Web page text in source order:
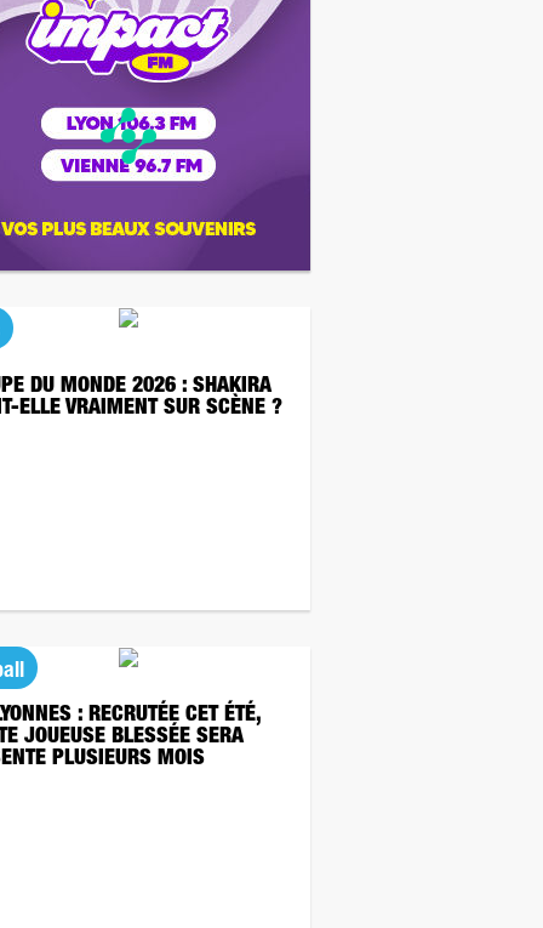
DU MONDE 2026 : SHAKIRA
ELLE VRAIMENT SUR SCÈNE ?
: RECRUTÉE CET ÉTÉ,
JOUEUSE BLESSÉE SERA
PLUSIEURS MOIS